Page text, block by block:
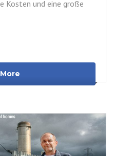
Kosten und eine große